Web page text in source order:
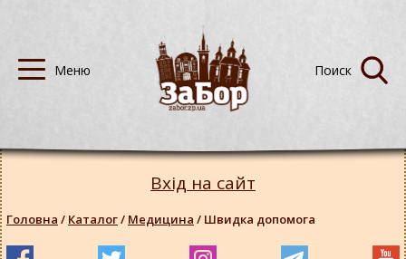
Вхід на сайт
Головна / Каталог/ Медицина / Швидка допомога